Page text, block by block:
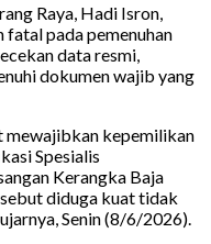
Raya, Hadi Isron,
fatal pada pemenuhan
data resmi,
dokumen wajib yang
mewajibkan kepemilikan
Spesialis
Kerangka Baja
diduga kuat tidak
Senin (8/6/2026).